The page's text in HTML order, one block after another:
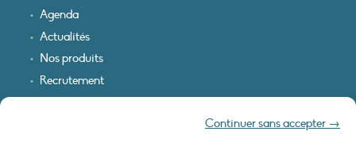
Continuer sans accepter →
Agenda
Actualités
Nos produits
Recrutement
Recevoir nos infos